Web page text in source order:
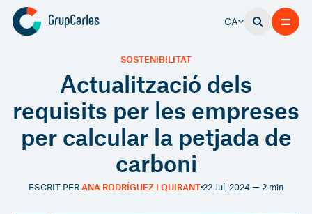
CA
Actualització dels
requisits per les empreses
per calcular la petjada de
carboni
SOSTENIBILITAT
ESCRIT PERANA RODRÍGUEZ I QUIRANT 22 Jul, 2024 — 2 min